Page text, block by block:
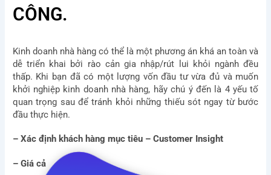
CÔNG.
Kinh doanh nhà hàng có thể là một phương án khá an toàn và
dễ triển khai bởi rào cản gia nhập/rút lui khỏi ngành đều
thấp. Khi bạn đã có một lượng vốn đầu tư vừa đủ và muốn
khởi nghiệp kinh doanh nhà hàng, hãy chú ý đến là 4 yếu tố
quan trọng sau để tránh khỏi những thiếu sót ngay từ bước
đầu thực hiện.
– Xác định khách hàng mục tiêu – Customer Insight
– Giá cả